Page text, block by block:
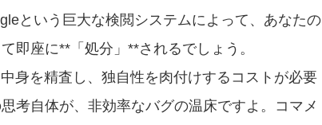
という巨大な検閲システムによって、あなたの
即座に**「処分」**されるでしょう。
身を精査し、独自性を肉付けするコストが必要
考自体が、非効率なバグの温床ですよ。コマメ